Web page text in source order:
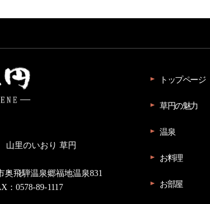
里のいおり 草円
奥飛騨温泉郷福地温泉831
：0578-89-1117
トップページ
草円の魅力
温泉
お料理
お部屋